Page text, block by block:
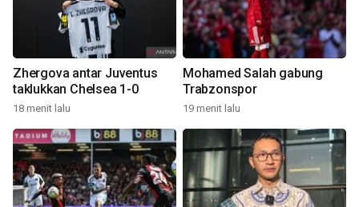
Zhergova antar Juventus
taklukkan Chelsea 1-0
18 menit lalu
Mohamed Salah gabung
Trabzonspor
19 menit lalu